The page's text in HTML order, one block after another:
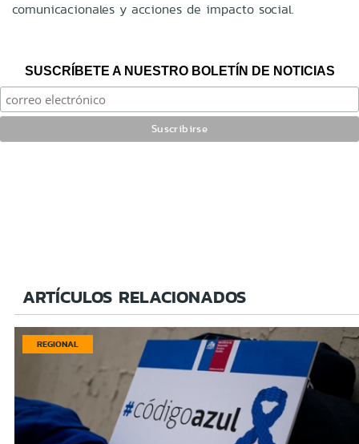
comunicacionales y acciones de impacto social.
SUSCRÍBETE A NUESTRO BOLETÍN DE NOTICIAS
ARTÍCULOS RELACIONADOS
REGIONAL